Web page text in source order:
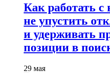
Как работать
не упустить
и удерживать
позиции в
29 мая